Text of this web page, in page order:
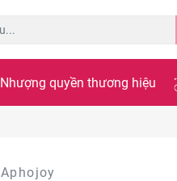
Nhượng quyền thương hiệu
Aphojoy